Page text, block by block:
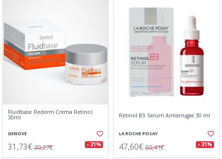
Fluidbase Rederm Crema Retinol
30ml
GENOVE
31,73€ 40,27€ - 21%
Retinol B3 Serum Antiarrugas 30 ml
LA ROCHE POSAY
47,60€ 60,41€ - 21%